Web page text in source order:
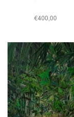
€400,00